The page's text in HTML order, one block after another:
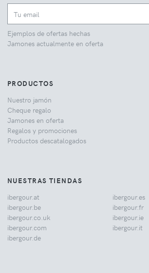
Ejemplos de ofertas hechas
Jamones actualmente en oferta
PRODUCTOS
Nuestro jamón
Cheque regalo
Jamones en oferta
Regalos y promociones
Productos descatalogados
NUESTRAS TIENDAS
ibergour.at
ibergour.be
ibergour.co.uk
ibergour.com
ibergour.de
ibergour.es
ibergour.fr
ibergour.ie
ibergour.it